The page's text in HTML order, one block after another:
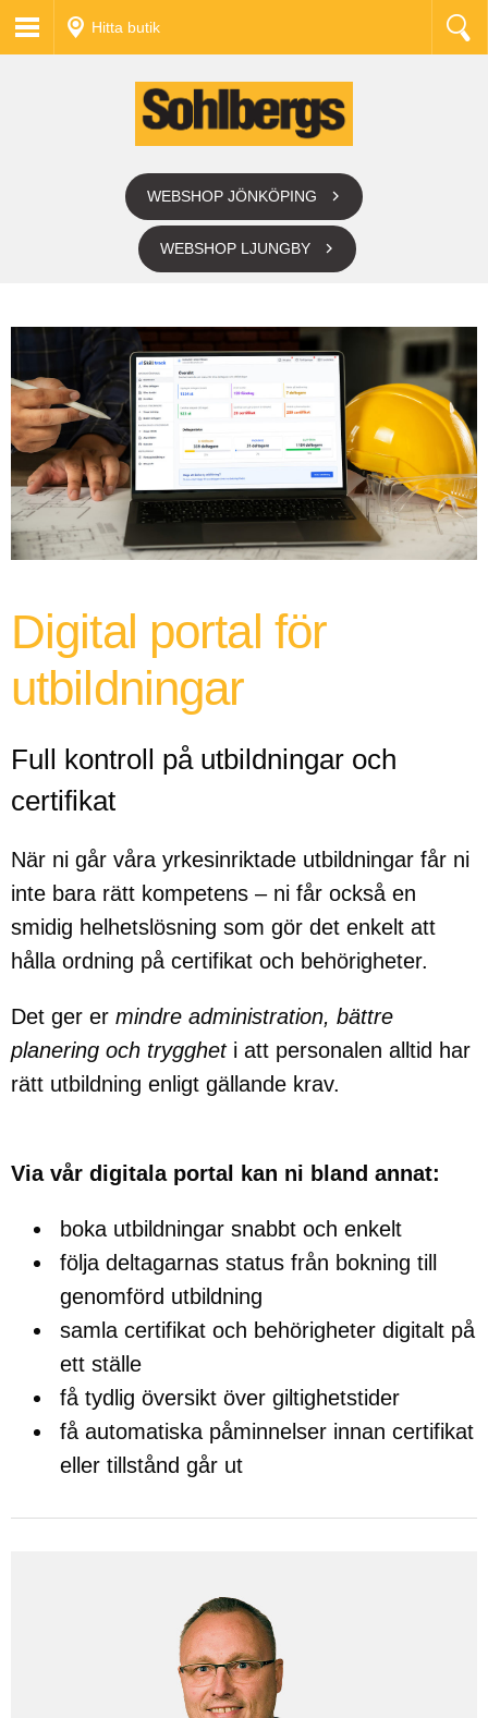
Hitta butik
WEBSHOP JÖNKÖPING
WEBSHOP LJUNGBY
Digital portal för
utbildningar
Full kontroll på utbildningar och
certifikat
När ni går våra yrkesinriktade utbildningar får ni
inte bara rätt kompetens – ni får också en
smidig helhetslösning som gör det enkelt att
hålla ordning på certifikat och behörigheter.
Det ger er mindre administration, bättre
planering och tryggheti att personalen alltid har
rätt utbildning enligt gällande krav.
Via vår digitala portal kan ni bland annat:
boka utbildningar snabbt och enkelt
följa deltagarnas status från bokning till
genomförd utbildning
samla certifikat och behörigheter digitalt på
ett ställe
få tydlig översikt över giltighetstider
få automatiska påminnelser innan certifikat
eller tillstånd går ut